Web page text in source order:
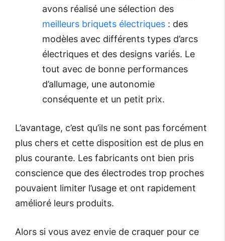
avons réalisé une sélection des
meilleurs briquets électriques : des
modèles avec différents types d’arcs
électriques et des designs variés. Le
tout avec de bonne performances
d’allumage, une autonomie
conséquente et un petit prix.
L’avantage, c’est qu’ils ne sont pas forcément
plus chers et cette disposition est de plus en
plus courante. Les fabricants ont bien pris
conscience que des électrodes trop proches
pouvaient limiter l’usage et ont rapidement
amélioré leurs produits.
Alors si vous avez envie de craquer pour ce